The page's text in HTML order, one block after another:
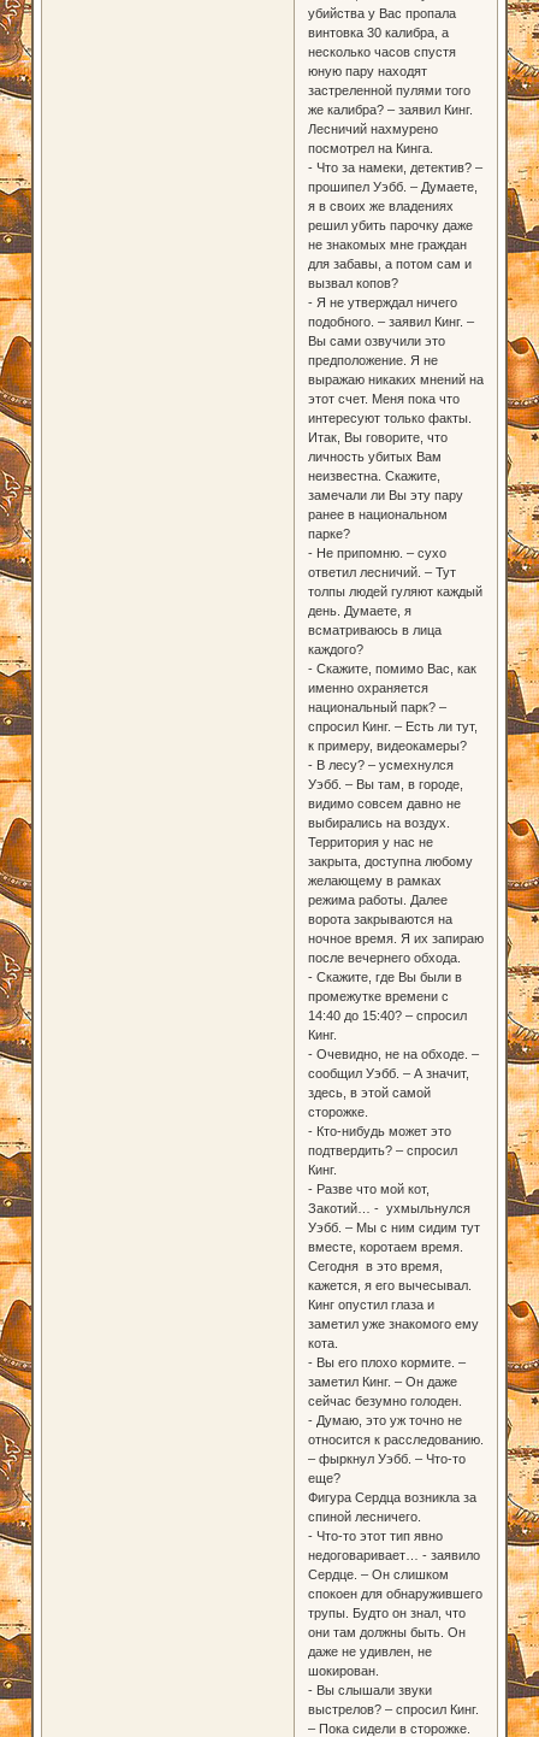
убийства у Вас пропала
винтовка 30 калибра, а
несколько часов спустя
юную пару находят
застреленной пулями того
же калибра? – заявил Кинг.
Лесничий нахмурено
посмотрел на Кинга.
- Что за намеки, детектив? –
прошипел Уэбб. – Думаете,
я в своих же владениях
решил убить парочку даже
не знакомых мне граждан
для забавы, а потом сам и
вызвал копов?
- Я не утверждал ничего
подобного. – заявил Кинг. –
Вы сами озвучили это
предположение. Я не
выражаю никаких мнений на
этот счет. Меня пока что
интересуют только факты.
Итак, Вы говорите, что
личность убитых Вам
неизвестна. Скажите,
замечали ли Вы эту пару
ранее в национальном
парке?
- Не припомню. – сухо
ответил лесничий. – Тут
толпы людей гуляют каждый
день. Думаете, я
всматриваюсь в лица
каждого?
- Скажите, помимо Вас, как
именно охраняется
национальный парк? –
спросил Кинг. – Есть ли тут,
к примеру, видеокамеры?
- В лесу? – усмехнулся
Уэбб. – Вы там, в городе,
видимо совсем давно не
выбирались на воздух.
Территория у нас не
закрыта, доступна любому
желающему в рамках
режима работы. Далее
ворота закрываются на
ночное время. Я их запираю
после вечернего обхода.
- Скажите, где Вы были в
промежутке времени с
14:40 до 15:40? – спросил
Кинг.
- Очевидно, не на обходе. –
сообщил Уэбб. – А значит,
здесь, в этой самой
сторожке.
- Кто-нибудь может это
подтвердить? – спросил
Кинг.
- Разве что мой кот,
Закотий… - ухмыльнулся
Уэбб. – Мы с ним сидим тут
вместе, коротаем время.
Сегодня в это время,
кажется, я его вычесывал.
Кинг опустил глаза и
заметил уже знакомого ему
кота.
- Вы его плохо кормите. –
заметил Кинг. – Он даже
сейчас безумно голоден.
- Думаю, это уж точно не
относится к расследованию.
– фыркнул Уэбб. – Что-то
еще?
Фигура Сердца возникла за
спиной лесничего.
- Что-то этот тип явно
недоговаривает… - заявило
Сердце. – Он слишком
спокоен для обнаружившего
трупы. Будто он знал, что
они там должны быть. Он
даже не удивлен, не
шокирован.
- Вы слышали звуки
выстрелов? – спросил Кинг.
– Пока сидели в сторожке.